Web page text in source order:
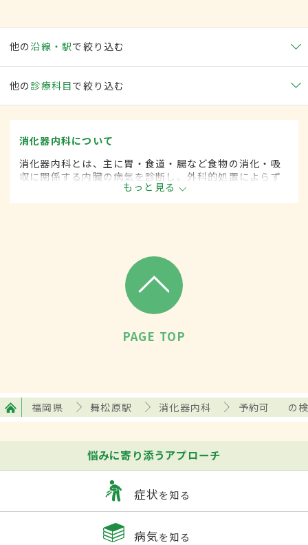
他の沿線・駅で絞り込む
他の 診療科目で絞り込む
消化器内科について
消化器内科とは、主に胃・食道・腸など食物の消化・吸
収に関係する内臓の病気を診断し、外科的処置によらず
に治療する内科の一領域です。平成20年4月の制度改正
前は、消化器科と呼ばれていました。
もっと見る
PAGE TOP
福岡県 舞松原駅 消化器内科 予約可 の
悩みに寄り添うアプローチ
症状を知る
病気を知る